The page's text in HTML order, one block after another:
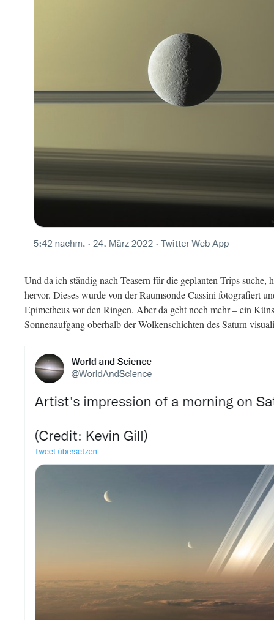
Und da ich ständig nach Teasern für die geplanten Trips
hervor. Dieses wurde von der Raumsonde Cassini fotografiert
Epimetheus vor den Ringen. Aber da geht noch mehr – ein
Sonnenaufgang oberhalb der Wolkenschichten des Saturn